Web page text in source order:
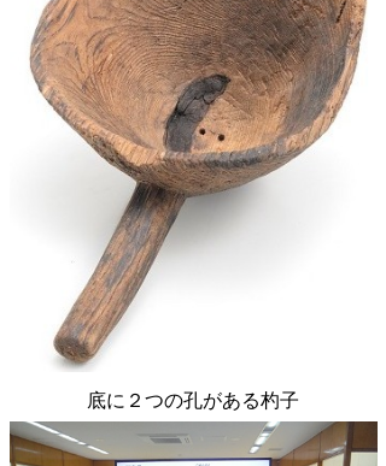
底に２つの孔がある杓子